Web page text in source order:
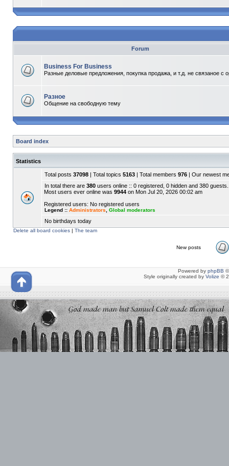
Forum
Business For Business
Разные деловые предложения, покупка продажа, и т.д. не связаное с
Разное
Общение на свободную тему
Board index
Statistics
Total posts 37098 | Total topics 5163 | Total members 976 | Our newest
In total there are 380 users online :: 0 registered, 0 hidden and 380 guests.
Most users ever online was 9944 on Mon Jul 20, 2026 00:02 am
Registered users: No registered users
Legend :: Administrators Global moderators
No birthdays today
Delete all board cookies | The team
New posts
Powered by phpBB
Style originally created by Volize ©